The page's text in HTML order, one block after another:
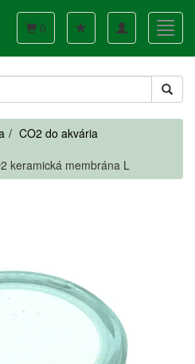
Toggle
navigation
0
CO2 do akvária
keramická membrána L